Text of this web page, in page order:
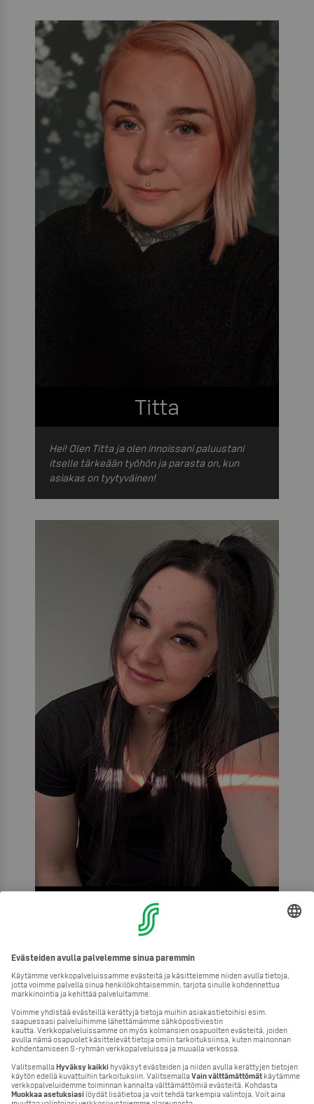
Titta
Hei! Olen Titta ja olen innoissani paluustani
itselle tärkeään työhön ja parasta on, kun
asiakas on tyytyväinen!
Emmi
vuoden kokemuksella, joista 11 vuotta
yrittäjänä.
Vaalennukset ja raidoitukset ovat erityisesti
omia vahvuuksiani.
Minulle tärkeintä on, että lähdet kampaamosta
tyytyväisenä ja hiukset tuntuvat omilta. Olen
todella iloinen saadessani liittyä osaksi
Loisteen tiimiä – lämpimästi tervetuloa tuoliini!
✂️✨